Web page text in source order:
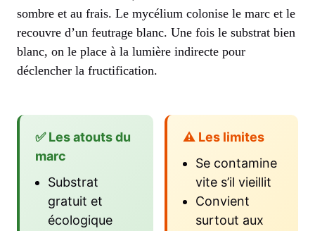
sombre et au frais. Le mycélium colonise le marc et le
recouvre d’un feutrage blanc. Une fois le substrat bien
blanc, on le place à la lumière indirecte pour
déclencher la fructification.
✅ Les atouts du
marc
Substrat
gratuit et
écologique
⚠️ Les limites
Se contamine
vite s’il vieillit
Convient
surtout aux